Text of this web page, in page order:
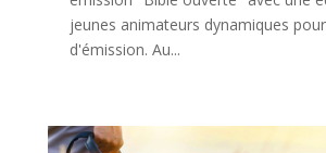
jeunes animateurs dynamiques
d'émission. Au...